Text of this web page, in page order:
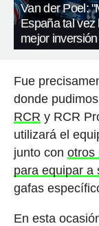
Van der Poel:
España tal vez
mejor
Fue
donde
RCR y RCR
utilizará el
junto con otros
para equipar a
gafas
En esta